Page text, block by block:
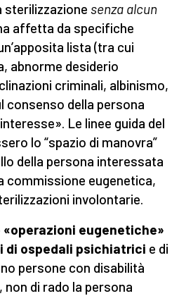
sterilizzazione senza alcun
affetta da specifiche
lista (tra cui
abnorme desiderio
criminali, albinismo,
consenso della persona
Le linee guida del
lo “spazio di manovra”
della persona interessata
commissione eugenetica,
involontarie.
eugenetiche»
di ospedali psichiatrici e di
persone con disabilità
di rado la persona